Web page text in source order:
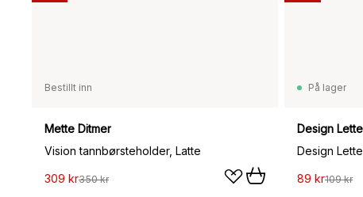
Bestillt inn
Mette Ditmer
Vision tannbørsteholder, Latte
309 kr350 kr
På lager
Design
Design
89 kr109 kr